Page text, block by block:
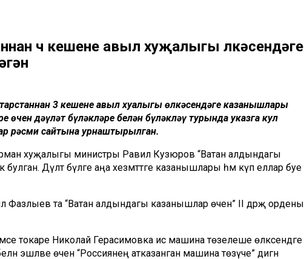
өч кешене авыл хуҗалыгы өлкәсендәге
3 кешене авыл хуҗалыгы өлкәсендәге казанышлары
өчен дәүләт бүләкләре белән бүләкләү турында указга кул
рәсми сайтына урнаштырылган.
хуҗалыгы министры Равил Кузюров “Ватан алдындагы
Дәүләт бүләге аңа хезмәттәге казанышлары һәм күп еллар буе
Фазлыев та “Ватан алдындагы казанышлар өчен” II дәрәҗә ордены
токаре Николай Герасимовка исә машина төзелеше өлкәсендәге
эшләве өчен “Россиянең атказанган машина төзүче” дигән